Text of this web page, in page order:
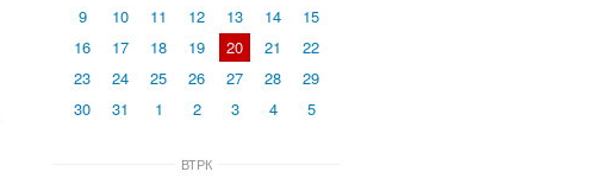
9
10 11 12 13 14
15
16
17 18 19 20 21
22
23
24 25 26 27 28
29
30
31 1 2 3 4 5
ВТРК